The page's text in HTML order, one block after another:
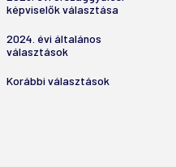
képviselők választása
2024. évi általános
választások
Korábbi választások